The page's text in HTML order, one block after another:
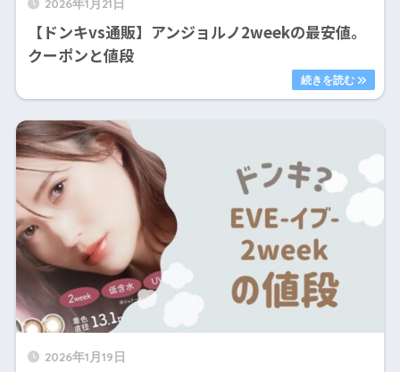
2026年1月21日
【ドンキvs通販】アンジョルノ2weekの最安値。
クーポンと値段
2026年1月19日